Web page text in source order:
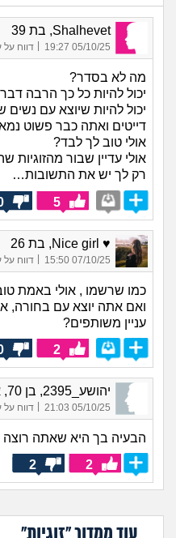
Shalhevet, בת 39
05/10/25 19:27 דווח על
מה לא בסדר?
יכול להיות כל כך הרבה
יכול להיות שיוצא עם נשים
דייטים ואתה כבר פשוט
אולי טוב לך לבד?
אולי עדיין שבור מהזוגיות
רק לך יש את התשובות…
5
♥ Nice girl, בת 26
07/10/25 15:50
| דווח על
כמו שרשמו , אולי באמת
ואם אתה יוצא עם בחורה,
עניין משותפים?
2
יהושע_2395, בן 70, אורח
05/10/25 21:03
| דווח על
הבעיה בך היא שאתה רוצה
2
2